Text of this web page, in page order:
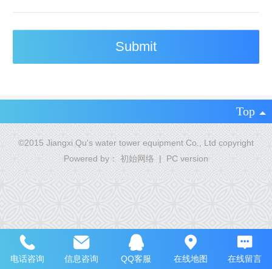
Top
©2015 Jiangxi Qu's water tower equipment Co., Ltd copyright
Powered by： 初始网络 | PC version
电话咨询 信息咨询 QQ客服 在线地图 在线留言